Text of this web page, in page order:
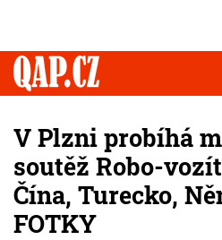
V Plzni probíhá
soutěž Robo-
Čína, Turecko,
FOTKY